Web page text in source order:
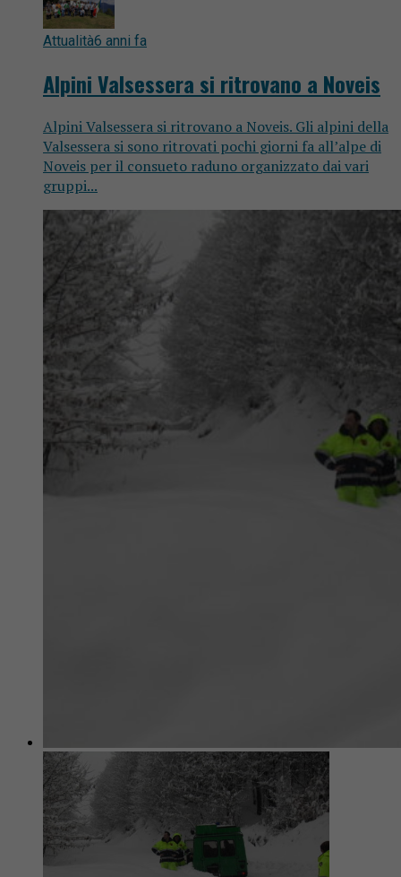
Attualità6 anni fa
Alpini Valsessera si ritrovano a Noveis
Alpini Valsessera si ritrovano a Noveis. Gli alpini della
Valsessera si sono ritrovati pochi giorni fa all’alpe di
Noveis per il consueto raduno organizzato dai vari
gruppi...